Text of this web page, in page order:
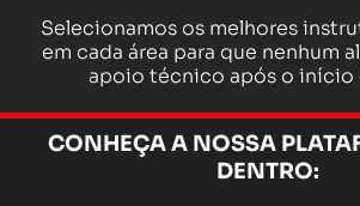
Selecionamos os melhores
em cada área para que nenhum
apoio técnico após o início
CONHEÇA A NOSSA
DENTRO: